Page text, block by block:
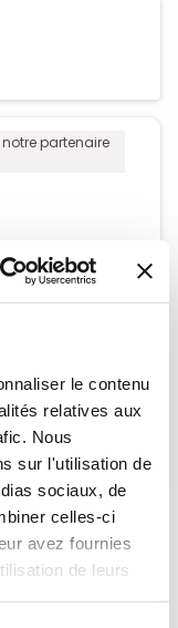
le contenu
relatives aux
Nous
sur l'utilisation de
sociaux, de
celles-ci
avez fournies
de leurs
notre partenaire